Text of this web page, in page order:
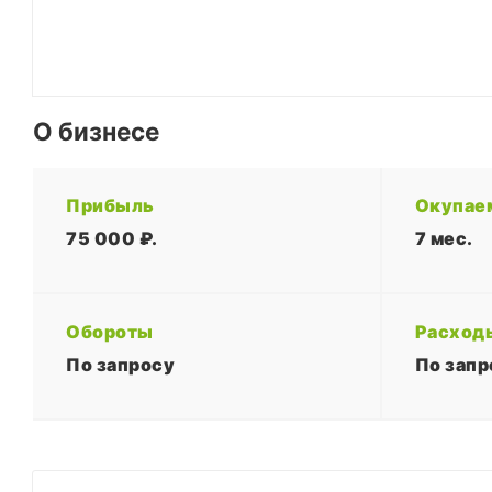
О бизнесе
Прибыль
75 000 ₽.
7 мес.
Обороты
По запросу
По